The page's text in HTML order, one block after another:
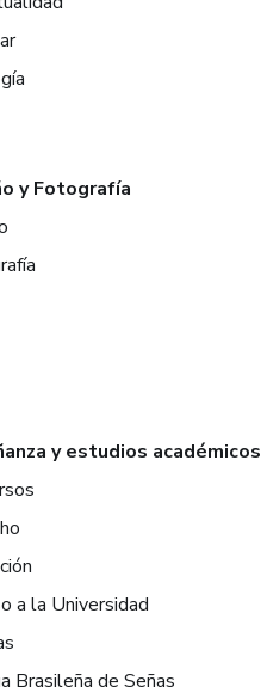
y Fotografía
y estudios académicos
a la Universidad
Brasileña de Señas